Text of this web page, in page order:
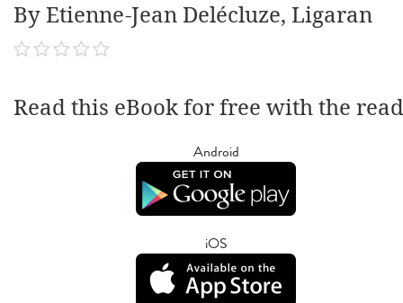
By Etienne-Jean Delécluze, Ligaran
Read this eBook for free with the
Android
iOS